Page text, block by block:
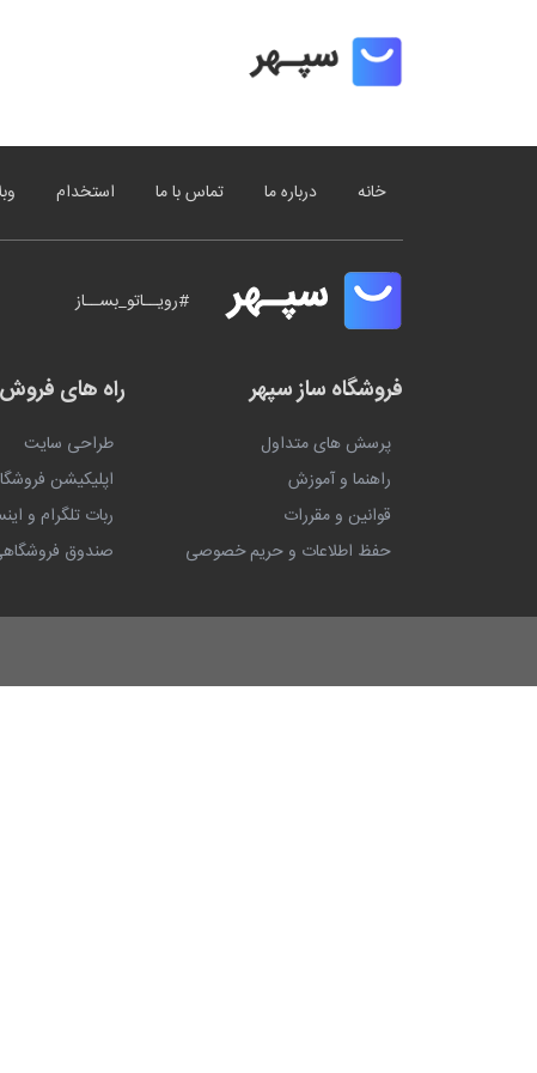
خانه درباره ما تماس با ما استخدام
#رویــاتو_بســاز
فروشگاه ساز سپهر
پرسش های متداول
راهنما و آموزش
قوانین و مقررات
حفظ اطلاعات و حریم خصوصی
راه های فروش
طراحی سایت
اپلیکیشن
ربات تلگرام و
صندوق